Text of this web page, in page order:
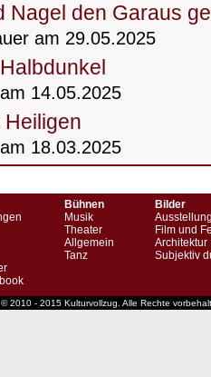
Nagel den Garaus
am 29.05.2025
14.05.2025
18.03.2025
Bühnen
Musik
Theater
Allgemein
Tanz
Bilder
Film und
Architektur
Subjektiv
© 2010 - 2015 Kulturvollzug. Alle Rechte